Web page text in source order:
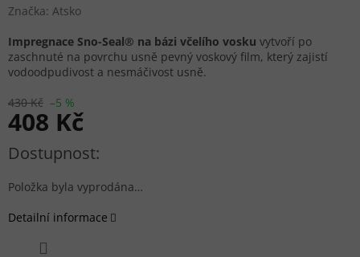
Značka: Atsko
430 Kč –5 %
408 Kč
Měrná cena:
Položka byla vyprodána…
Impregnace Sno-Seal® na bázi včelího vosku vytvoří po
zaschnuté na povrchu usně pevný voskový film, který zajistí
vodoodpudivost a nesmáčivost usně.
Detailní informace